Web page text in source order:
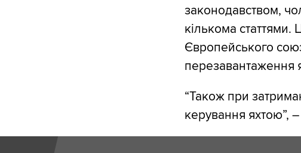
законодавством,
кількома статтями.
Європейського
перезавантаження
“Також при
керування яхтою”,